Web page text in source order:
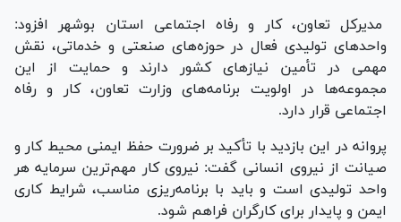
مدیرکل تعاون، کار و رفاه اجتماعی استان بوشهر افزود:
واحد‌های تولیدی فعال در حوزه‌های صنعتی و خدماتی، نقش
مهمی در تأمین نیاز‌های کشور دارند و حمایت از این
مجموعه‌ها در اولویت برنامه‌های وزارت تعاون، کار و رفاه
اجتماعی قرار دارد.
پروانه در این بازدید با تأکید بر ضرورت حفظ ایمنی محیط کار و
صیانت از نیروی انسانی گفت: نیروی کار مهم‌ترین سرمایه هر
واحد تولیدی است و باید با برنامه‌ریزی مناسب، شرایط کاری
ایمن و پایدار برای کارگران فراهم شود.